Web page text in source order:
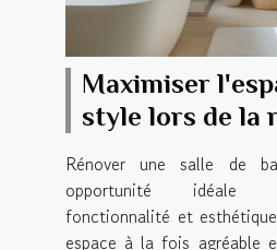
Maximiser
style lors de la
de votre salle
Rénover une salle de
opportunité idéale
fonctionnalité et
espace à la fois agréable